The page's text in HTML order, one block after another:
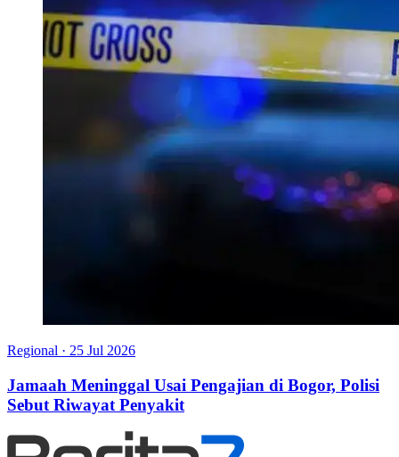
Regional · 25 Jul 2026
Jamaah Meninggal Usai Pengajian di Bogor, Polisi
Sebut Riwayat Penyakit